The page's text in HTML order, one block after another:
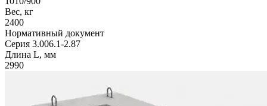
Вес, кг
2400
Нормативный документ
Серия 3.006.1-2.87
Длина L, мм
2990